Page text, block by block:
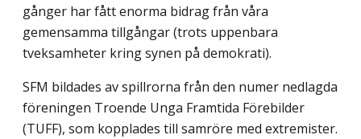
gånger har fått enorma bidrag från våra
gemensamma tillgångar (trots uppenbara
tveksamheter kring synen på demokrati).
SFM bildades av spillrorna från den numer nedlagda
föreningen Troende Unga Framtida Förebilder
(TUFF), som kopplades till samröre med extremister.